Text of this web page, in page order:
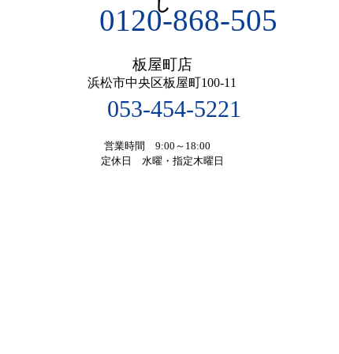
0120-868-505
板屋町店
浜松市中央区板屋町100-11
053-454-5221
営業時間 9:00～18:00
定休日 水曜・指定木曜日